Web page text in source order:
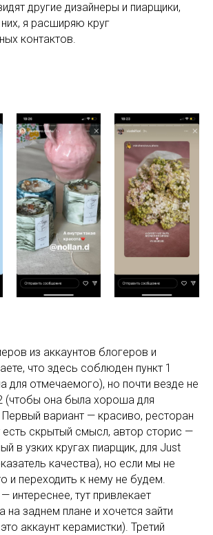
другие дизайнеры и пиарщики,
я расширяю круг
контактов.
из аккаунтов блогеров и
что здесь соблюден пункт 1
для отмечаемого), но почти везде не
(чтобы она была хороша для
вариант — красиво, ресторан
есть скрытый смысл, автор сторис —
в узких кругах пиарщик, для Just
качества), но если мы не
и переходить к нему не будем.
интереснее, тут привлекает
на заднем плане и хочется зайти
аккаунт керамистки). Третий